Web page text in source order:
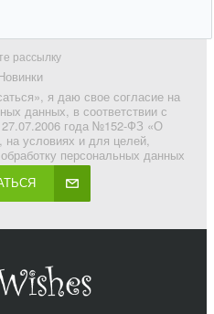
рассылку
я даю свое согласие на
данных, в соответствии с
года №152-ФЗ «О
условиях и для целей,
персональных данных